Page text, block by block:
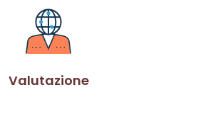
Valutazione